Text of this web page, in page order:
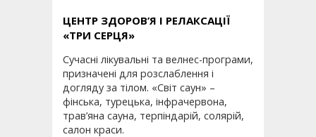
ЦЕНТР ЗДОРОВ’Я І РЕЛАКСАЦІЇ
«ТРИ СЕРЦЯ»
Сучасні лікувальні та велнес-програми,
призначені для розслаблення і
догляду за тілом. «Світ саун» –
фінська, турецька, інфрачервона,
трав’яна сауна, терпіндарій, солярій,
салон краси.